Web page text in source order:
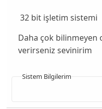
32 bit işletim sistemi
Daha çok bilinmeyen
verirseniz sevinirim
Sistem Bilgilerim